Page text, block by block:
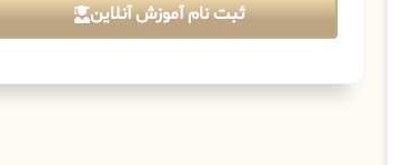
ثبت نام آموزش آنلاین